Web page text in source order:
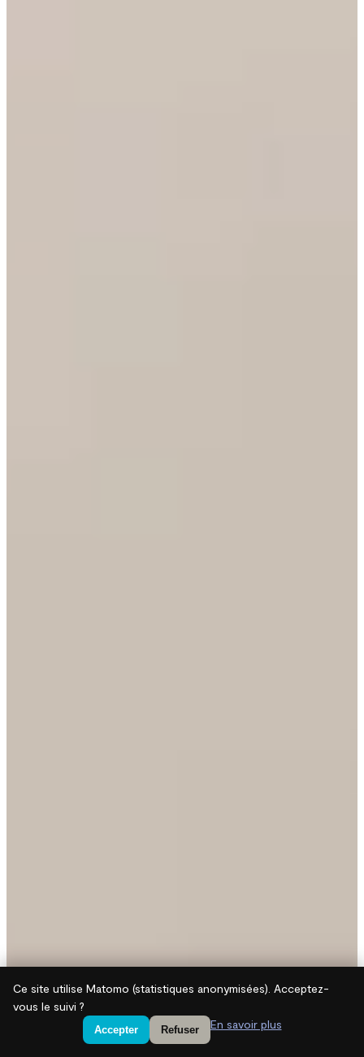
Ce site utilise Matomo (statistiques anonymisées). Acceptez-
vous le suivi ?
Accepter Refuser En savoir plus